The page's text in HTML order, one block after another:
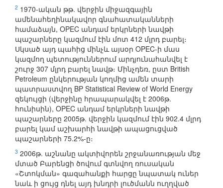
2 1970-ական թթ. վերջին միջազգային
ամենահեղինակավոր գնահատականների
համաձայն, OPEC անդամ երկրների նավթի
պաշարները կազմում էին մոտ 412 մլրդ բարել։
Սկսած այդ պահից մինչև այսօր OPEC-ի մաս
կազմող պետություններում արդյունահանվել է
շուրջ 307 մլրդ բարել նավթ։ Մինչդեռ, ըստ British
Petroleum ընկերության կողմից ամեն տարի
պատրաստվող BP Statistical Review of World Energy
զեկույցի (վերջինը հրապարակվել է 2006թ.
հունիսին), OPEC անդամ երկրների նավթի
պաշարները 2005թ. վերջին կազմում էին 902.4 մլրդ
բարել կամ աշխարհի նավթի ապացուցված
պաշարների 75.2%-ը։
3 2006թ. աշնանը ակտիվորեն շրջանառության մեջ
մտած Բարենցի ծովում գտնվող ռուսական
«Շտոկման» գազահանքի հարցը նպատակ ուներ
նաև ի ցույց դնել այդ խնդրի լուծմանն ուղղված